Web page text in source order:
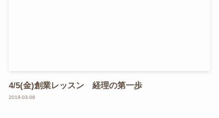
4/5(金)創業レッスン 経理の第一歩
2019-03-08